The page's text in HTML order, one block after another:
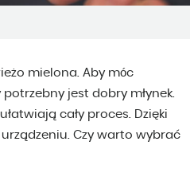
mielona. Aby móc
jest dobry młynek.
cały proces. Dzięki
Czy warto wybrać